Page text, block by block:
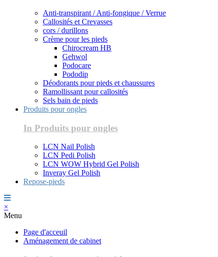
Anti-transpirant / Anti-fongique / Verrue
Callosités et Crevasses
cors / durillons
Crème pour les pieds
Chirocream HB
Gehwol
Podocare
Pododip
Déodorants pour pieds et chaussures
Ramollissant pour callosités
Sels bain de pieds
Produits pour ongles
In Produits pour ongles
LCN Nail Polish
LCN Pedi Polish
LCN WOW Hybrid Gel Polish
Inveray Gel Polish
Repose-pieds
×
Menu
Page d'acceuil
Aménagement de cabinet